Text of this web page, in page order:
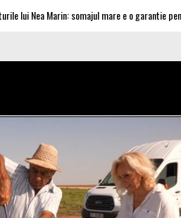
Marin: somajul mare e o garantie pentru